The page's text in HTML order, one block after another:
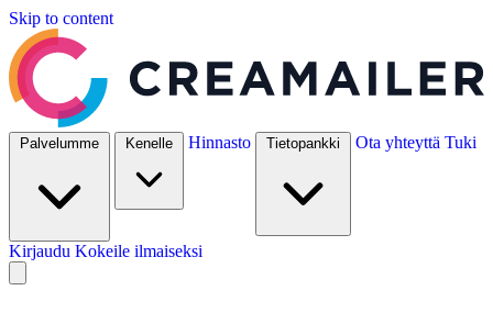
Skip to content
Palvelumme Kenelle Hinnasto Tietopankki Ota yhteyttä Tuki
Kirjaudu Kokeile ilmaiseksi